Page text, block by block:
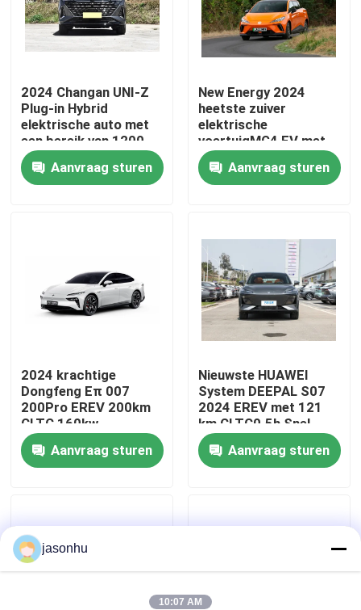
Thuis
Fabrieksreis
Contacteer ons
Vraag een offerte aan
Zuivere Elektrische Auto's
Grote Elektrische Auto's
2024 Changan UNI-Z
Plug-in Hybrid
elektrische auto met
een bereik van 1200
km
Aanvraag sturen
New Energy 2024
heetste zuiver
elektrische
voertuigMG4 EV met
250N.m.
Aanvraag sturen
2024 krachtige
Dongfeng Eπ 007
200Pro EREV 200km
CLTC 160kw
motorkracht 310N.m
koppel met 7,2s 0-
100km/h versnelling
Aanvraag sturen
Nieuwste HUAWEI
System DEEPAL S07
2024 EREV met 121
km CLTC0.5h Snel
opladen Tijd 175kW
Maximaal vermogen
320N.m Koppel
Aanvraag sturen
jasonhu
10:07 AM